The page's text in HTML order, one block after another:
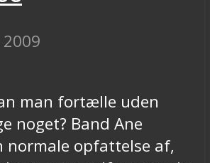
man fortælle uden
noget? Band Ane
normale opfattelse af,